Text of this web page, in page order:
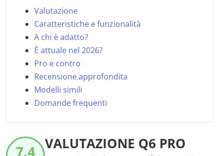
Valutazione
Caratteristiche e funzionalità
A chi è adatto?
È attuale nel 2026?
Pro e contro
Recensione approfondita
Modelli simili
Domande frequenti
7.4 VALUTAZIONE Q6 PRO